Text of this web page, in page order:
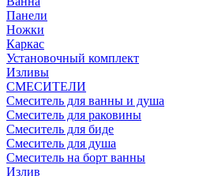
Панели
Ножки
Каркас
Установочный комплект
Изливы
СМЕСИТЕЛИ
Смеситель для ванны и душа
Смеситель для раковины
Смеситель для биде
Смеситель для душа
Смеситель на борт ванны
Излив